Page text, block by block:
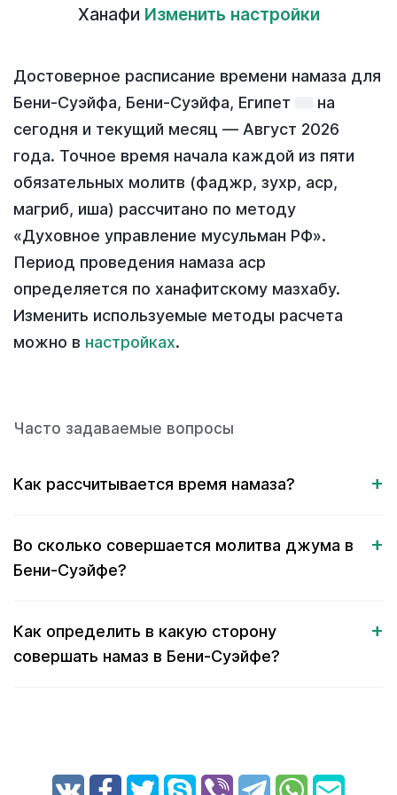
Ханафи Изменить настройки
Достоверное расписание времени намаза для
Бени-Суэйфа, Бени-Суэйфа, Египет
на
сегодня и текущий месяц — Август 2026
года. Точное время начала каждой из пяти
обязательных молитв (фаджр, зухр, аср,
магриб, иша) рассчитано по методу
«Духовное управление мусульман РФ».
Период проведения намаза аср
определяется по ханафитскому мазхабу.
Изменить используемые методы расчета
можно в настройках.
Часто задаваемые вопросы
Как рассчитывается время намаза?
Во сколько совершается молитва джума в
Бени-Суэйфе?
Как определить в какую сторону
совершать намаз в Бени-Суэйфе?